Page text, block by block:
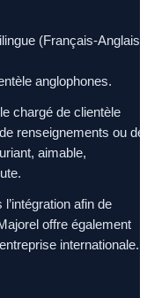
(Français-Anglais)
anglophones.
chargé de clientèle
renseignements ou de
aimable,
afin de
offre également
internationale.